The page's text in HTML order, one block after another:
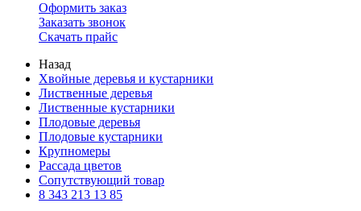
Оформить заказ
Заказать звонок
Скачать прайс
Назад
Хвойные деревья и кустарники
Лиственные деревья
Лиственные кустарники
Плодовые деревья
Плодовые кустарники
Крупномеры
Рассада цветов
Сопутствующий товар
8 343 213 13 85